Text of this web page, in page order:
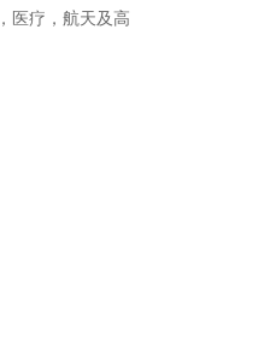
医疗，航天及高